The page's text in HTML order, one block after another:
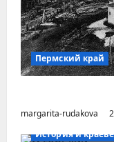
Пермский край
margarita-rudakova
История и